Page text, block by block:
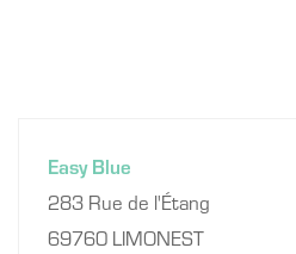
Easy Blue
283 Rue de l'Étang
69760 LIMONEST